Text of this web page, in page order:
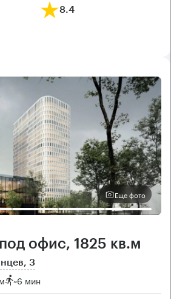
8.4
Еще фото
офис, 1825 кв.м
3
~6 мин